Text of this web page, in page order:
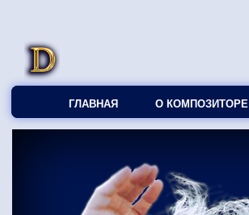
ГЛАВНАЯ О КОМПОЗИТОРЕ